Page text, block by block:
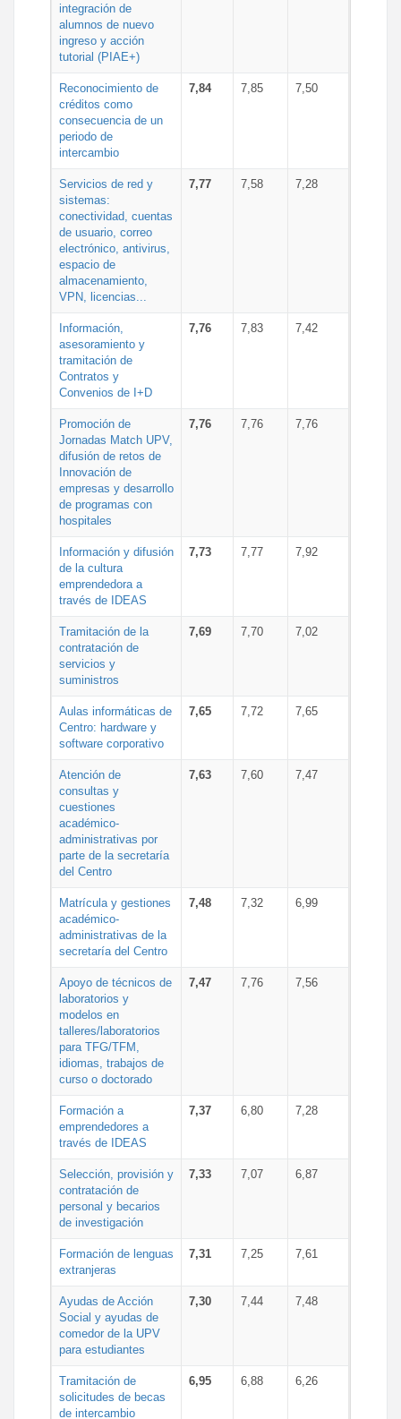
integración de
alumnos de nuevo
ingreso y acción
tutorial (PIAE+)
Reconocimiento de
créditos como
consecuencia de un
periodo de
intercambio
7,84 7,85 7,50
Servicios de red y
sistemas:
conectividad, cuentas
de usuario, correo
electrónico, antivirus,
espacio de
almacenamiento,
VPN, licencias...
7,77 7,58 7,28
Información,
asesoramiento y
tramitación de
Contratos y
Convenios de I+D
7,76 7,83 7,42
Promoción de
Jornadas Match UPV,
difusión de retos de
Innovación de
empresas y desarrollo
de programas con
hospitales
7,76 7,76 7,76
Información y difusión
de la cultura
emprendedora a
través de IDEAS
7,73 7,77 7,92
Tramitación de la
contratación de
servicios y
suministros
7,69 7,70 7,02
Aulas informáticas de
Centro: hardware y
software corporativo
7,65 7,72 7,65
Atención de
consultas y
cuestiones
académico-
administrativas por
parte de la secretaría
del Centro
7,63 7,60 7,47
Matrícula y gestiones
académico-
administrativas de la
secretaría del Centro
7,48 7,32 6,99
Apoyo de técnicos de
laboratorios y
modelos en
talleres/laboratorios
para TFG/TFM,
idiomas, trabajos de
curso o doctorado
7,47 7,76 7,56
Formación a
emprendedores a
través de IDEAS
7,37 6,80 7,28
Selección, provisión y
contratación de
personal y becarios
de investigación
7,33 7,07 6,87
Formación de lenguas
extranjeras
7,31 7,25 7,61
Ayudas de Acción
Social y ayudas de
comedor de la UPV
para estudiantes
7,30 7,44 7,48
Tramitación de
solicitudes de becas
de intercambio
6,95 6,88 6,26